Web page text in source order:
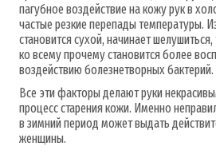
пагубное воздействие на кожу рук в
частые резкие перепады температуры.
становится сухой, начинает шелушиться,
ко всему прочему становится более
воздействию болезнетворных бактерий.
Все эти факторы делают руки
процесс старения кожи. Именно
в зимний период может выдать
женщины.